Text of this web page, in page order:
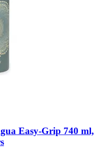
Easy-​Grip 740 ml,